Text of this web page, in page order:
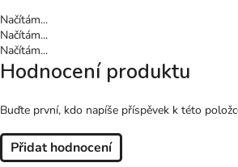
Načítám...
Načítám...
Načítám...
Hodnocení produktu
Buďte první, kdo napíše příspěvek k této
Přidat hodnocení